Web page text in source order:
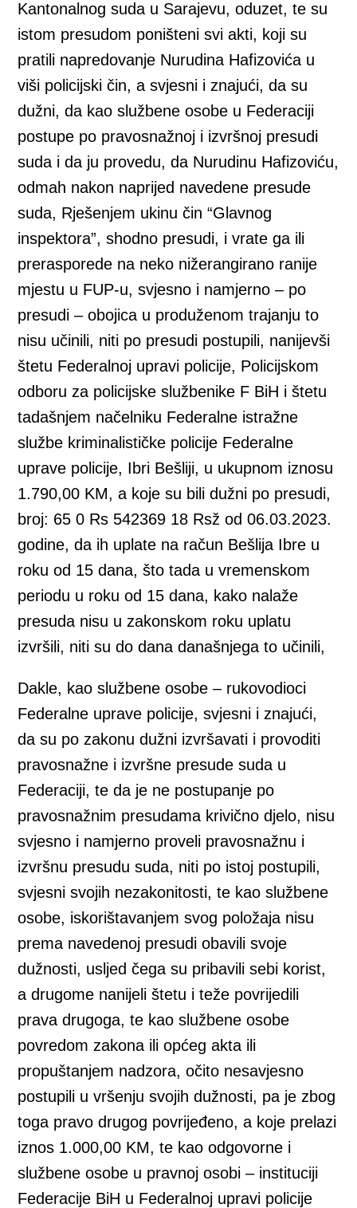
Kantonalnog suda u Sarajevu, oduzet, te su
istom presudom poništeni svi akti, koji su
pratili napredovanje Nurudina Hafizovića u
viši policijski čin, a svjesni i znajući, da su
dužni, da kao službene osobe u Federaciji
postupe po pravosnažnoj i izvršnoj presudi
suda i da ju provedu, da Nurudinu Hafizoviću,
odmah nakon naprijed navedene presude
suda, Rješenjem ukinu čin “Glavnog
inspektora”, shodno presudi, i vrate ga ili
prerasporede na neko nižerangirano ranije
mjestu u FUP-u, svjesno i namjerno – po
presudi – obojica u produženom trajanju to
nisu učinili, niti po presudi postupili, nanijevši
štetu Federalnoj upravi policije, Policijskom
odboru za policijske službenike F BiH i štetu
tadašnjem načelniku Federalne istražne
službe kriminalističke policije Federalne
uprave policije, Ibri Bešliji, u ukupnom iznosu
1.790,00 KM, a koje su bili dužni po presudi,
broj: 65 0 Rs 542369 18 Rsž od 06.03.2023.
godine, da ih uplate na račun Bešlija Ibre u
roku od 15 dana, što tada u vremenskom
periodu u roku od 15 dana, kako nalaže
presuda nisu u zakonskom roku uplatu
izvršili, niti su do dana današnjega to učinili,
Dakle, kao službene osobe – rukovodioci
Federalne uprave policije, svjesni i znajući,
da su po zakonu dužni izvršavati i provoditi
pravosnažne i izvršne presude suda u
Federaciji, te da je ne postupanje po
pravosnažnim presudama krivično djelo, nisu
svjesno i namjerno proveli pravosnažnu i
izvršnu presudu suda, niti po istoj postupili,
svjesni svojih nezakonitosti, te kao službene
osobe, iskorištavanjem svog položaja nisu
prema navedenoj presudi obavili svoje
dužnosti, usljed čega su pribavili sebi korist,
a drugome nanijeli štetu i teže povrijedili
prava drugoga, te kao službene osobe
povredom zakona ili općeg akta ili
propuštanjem nadzora, očito nesavjesno
postupili u vršenju svojih dužnosti, pa je zbog
toga pravo drugog povrijeđeno, a koje prelazi
iznos 1.000,00 KM, te kao odgovorne i
službene osobe u pravnoj osobi – instituciji
Federacije BiH u Federalnoj upravi policije